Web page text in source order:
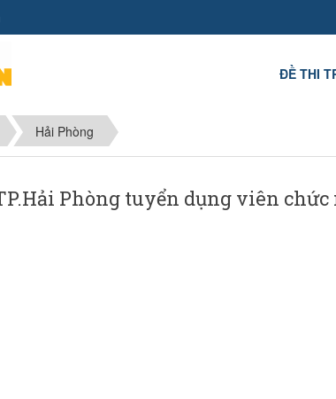
ĐỀ THI
Hải Phòng
Phòng tuyển dụng viên chức